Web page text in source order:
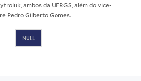
ambos da UFRGS, além do vice-
Pedro Gilberto Gomes.
NULL